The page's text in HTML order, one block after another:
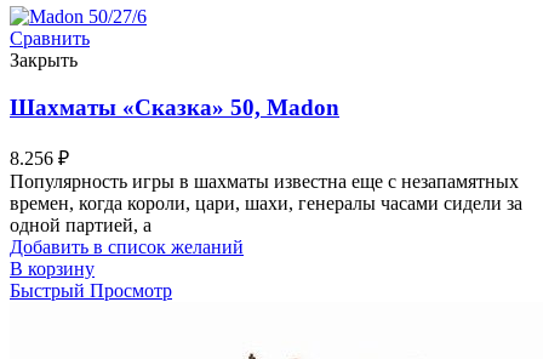
Сравнить
Закрыть
Шахматы «Сказка» 50, Madon
8.256 ₽
Популярность игры в шахматы известна еще с незапамятных
времен, когда короли, цари, шахи, генералы часами сидели за
одной партией, а
Добавить в список желаний
В корзину
Быстрый Просмотр